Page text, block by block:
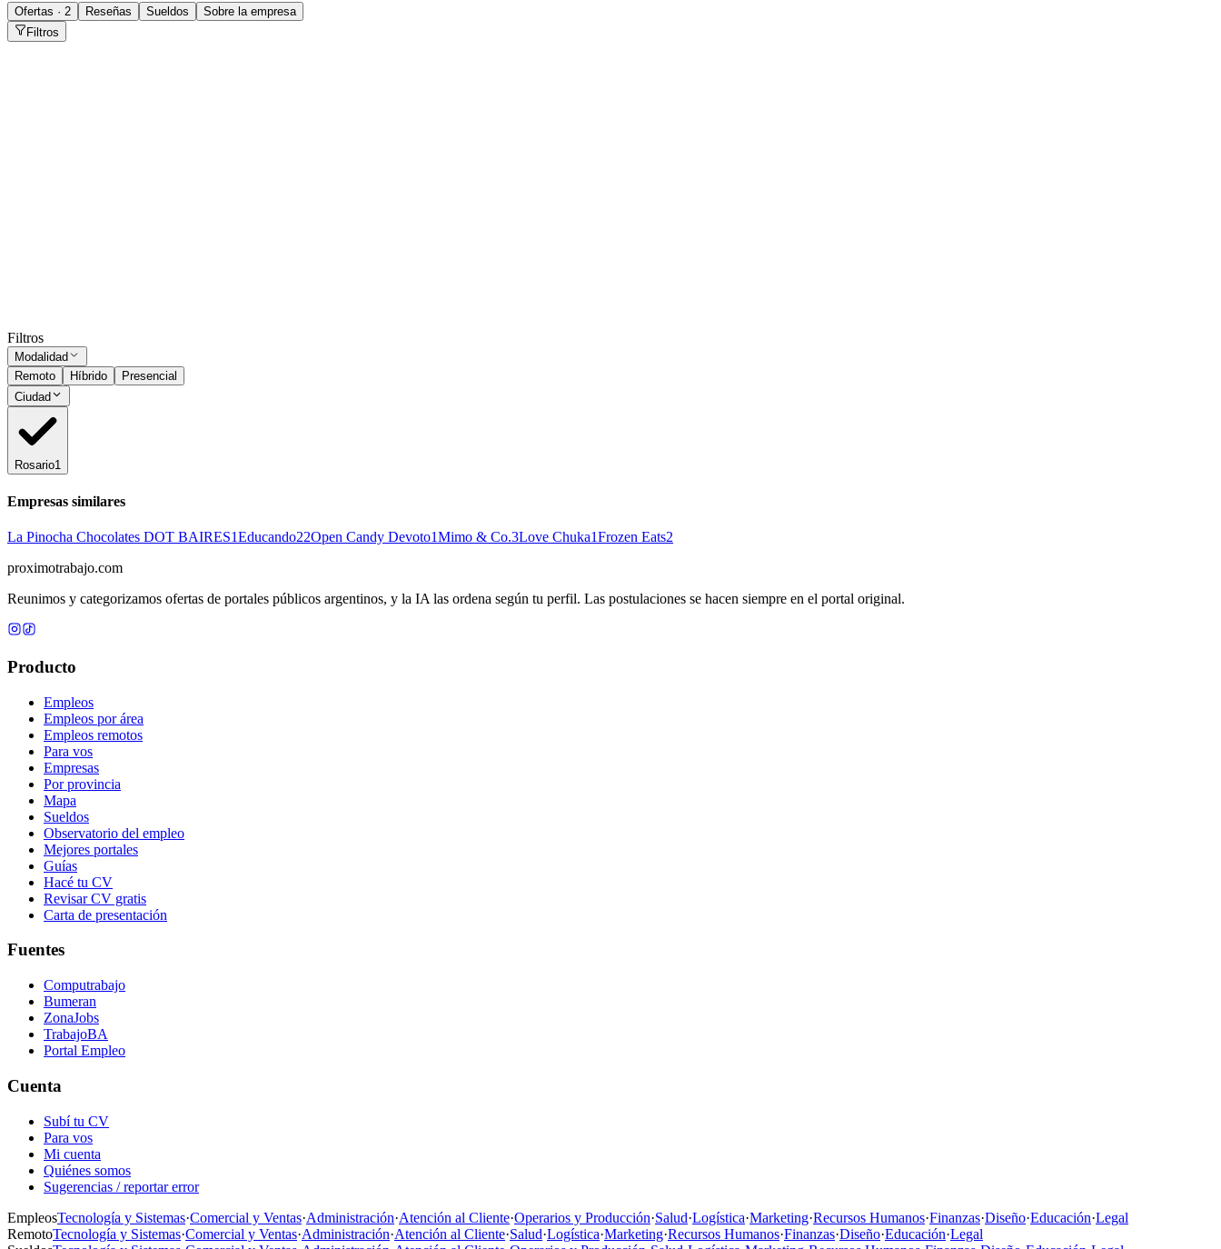
Ofertas · 2 Reseñas Sueldos
Sobre la empresa
Filtros
Filtros
Modalidad
Remoto
Híbrido
Presencial
Ciudad
Rosario1
Empresas similares
La Pinocha Chocolates DOT BAIRES1Educando22Open Candy Devoto1Mimo & Co.3Love Chuka1Frozen Eats2
proximotrabajo.com
Reunimos y categorizamos ofertas de portales públicos argentinos, y la IA las ordena según tu perfil. Las postulaciones se hacen siempre en el portal original.
Producto
Empleos
Empleos por área
Empleos remotos
Para vos
Empresas
Por provincia
Mapa
Sueldos
Observatorio del empleo
Mejores portales
Guías
Hacé tu CV
Revisar CV gratis
Carta de presentación
Fuentes
Computrabajo
Bumeran
ZonaJobs
TrabajoBA
Portal Empleo
Cuenta
Subí tu CV
Para vos
Mi cuenta
Quiénes somos
Sugerencias / reportar error
EmpleosTecnología y Sistemas·Comercial y Ventas·Administración·Atención al Cliente·Operarios y Producción·Salud·Logística·Marketing·Recursos Humanos·Finanzas·Diseño·Educación·Legal
RemotoTecnología y Sistemas·Comercial y Ventas·Administración·Atención al Cliente·Salud·Logística·Marketing·Recursos Humanos·Finanzas·Diseño·Educación·Legal